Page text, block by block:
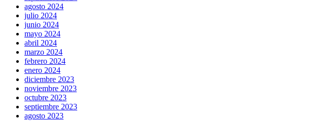
agosto 2024
julio 2024
junio 2024
mayo 2024
abril 2024
marzo 2024
febrero 2024
enero 2024
diciembre 2023
noviembre 2023
octubre 2023
septiembre 2023
agosto 2023